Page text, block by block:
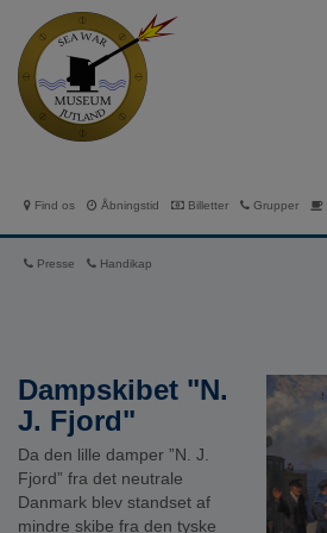
Find os Åbningstid Billetter Grupper
Presse Handikap
Dampskibet "N.
J. Fjord"
Da den lille damper ”N. J.
Fjord” fra det neutrale
Danmark blev standset af
mindre skibe fra den tyske